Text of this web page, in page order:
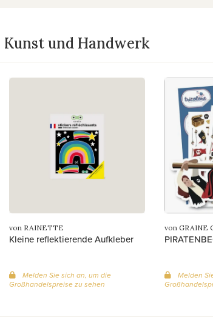
Kunst und Handwerk
von RAINETTE
Kleine reflektierende Aufkleber
Melden Sie sich an, um die
Großhandelspreise zu sehen
von GRAINE
Melden